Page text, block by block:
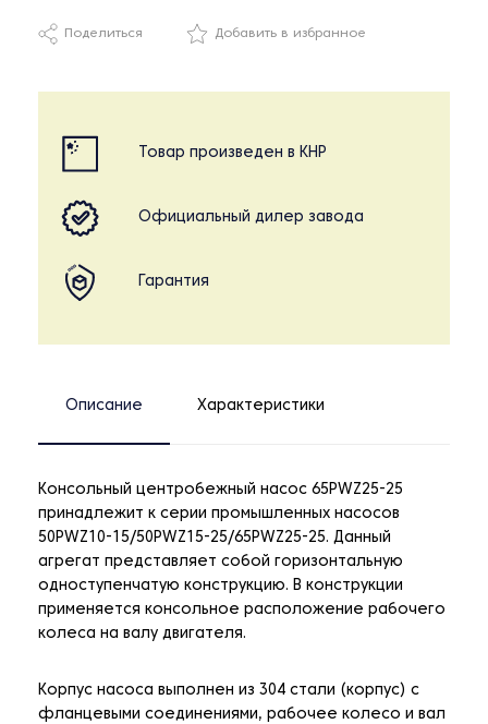
Поделиться Добавить в избранное
Товар произведен в КНР
Официальный дилер завода
Гарантия
Описание Характеристики
Консольный центробежный насос 65PWZ25-25
принадлежит к серии промышленных насосов
50PWZ10-15/50PWZ15-25/65PWZ25-25. Данный
агрегат представляет собой горизонтальную
одноступенчатую конструкцию. В конструкции
применяется консольное расположение рабочего
колеса на валу двигателя.
Корпус насоса выполнен из 304 стали (корпус) с
фланцевыми соединениями, рабочее колесо и вал